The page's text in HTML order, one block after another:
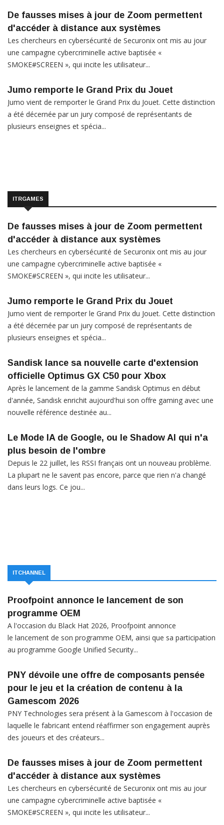
De fausses mises à jour de Zoom permettent
d'accéder à distance aux systèmes
Les chercheurs en cybersécurité de Securonix ont mis au jour
une campagne cybercriminelle active baptisée «
SMOKE#SCREEN », qui incite les utilisateur...
Jumo remporte le Grand Prix du Jouet
Jumo vient de remporter le Grand Prix du Jouet. Cette distinction
a été décernée par un jury composé de représentants de
plusieurs enseignes et spécia...
ITRGAMES
De fausses mises à jour de Zoom permettent
d'accéder à distance aux systèmes
Les chercheurs en cybersécurité de Securonix ont mis au jour
une campagne cybercriminelle active baptisée «
SMOKE#SCREEN », qui incite les utilisateur...
Jumo remporte le Grand Prix du Jouet
Jumo vient de remporter le Grand Prix du Jouet. Cette distinction
a été décernée par un jury composé de représentants de
plusieurs enseignes et spécia...
Sandisk lance sa nouvelle carte d'extension
officielle Optimus GX C50 pour Xbox
Après le lancement de la gamme Sandisk Optimus en début
d'année, Sandisk enrichit aujourd'hui son offre gaming avec une
nouvelle référence destinée au...
Le Mode IA de Google, ou le Shadow AI qui n'a
plus besoin de l'ombre
Depuis le 22 juillet, les RSSI français ont un nouveau problème.
La plupart ne le savent pas encore, parce que rien n'a changé
dans leurs logs. Ce jou...
ITCHANNEL
Proofpoint annonce le lancement de son
programme OEM
A l'occasion du Black Hat 2026, Proofpoint annonce
le lancement de son programme OEM, ainsi que sa participation
au programme Google Unified Security...
PNY dévoile une offre de composants pensée
pour le jeu et la création de contenu à la
Gamescom 2026
PNY Technologies sera présent à la Gamescom à l'occasion de
laquelle le fabricant entend réaffirmer son engagement auprès
des joueurs et des créateurs...
De fausses mises à jour de Zoom permettent
d'accéder à distance aux systèmes
Les chercheurs en cybersécurité de Securonix ont mis au jour
une campagne cybercriminelle active baptisée «
SMOKE#SCREEN », qui incite les utilisateur...